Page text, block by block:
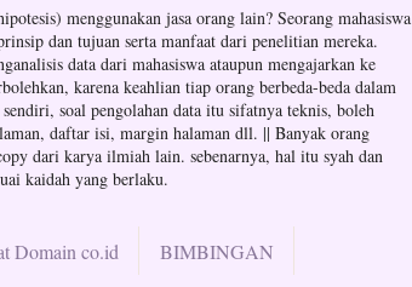
menggunakan jasa orang lain? Seorang mahasiswa
dan tujuan serta manfaat dari penelitian mereka.
data dari mahasiswa ataupun mengajarkan ke
karena keahlian tiap orang berbeda-beda dalam
soal pengolahan data itu sifatnya teknis, boleh
daftar isi, margin halaman dll. || Banyak orang
dari karya ilmiah lain. sebenarnya, hal itu syah dan
kaidah yang berlaku.
Domain co.id
BIMBINGAN